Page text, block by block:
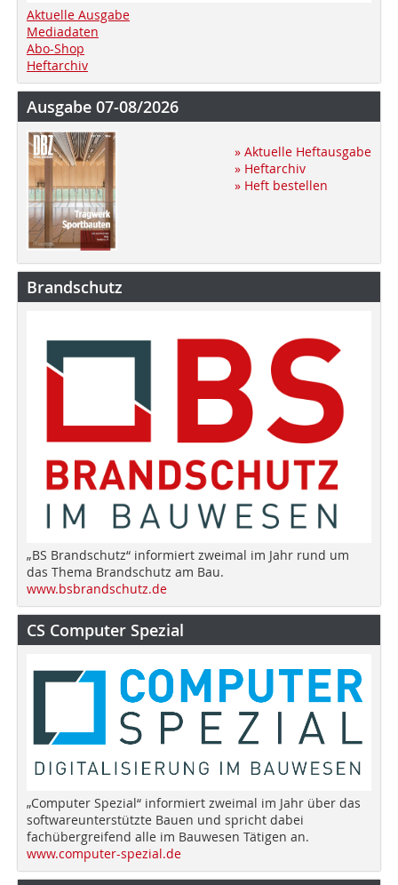
Aktuelle Ausgabe
Mediadaten
Abo-Shop
Heftarchiv
Ausgabe 07-08/2026
» Aktuelle Heftausgabe
» Heftarchiv
» Heft bestellen
Brandschutz
„BS Brandschutz“ informiert zweimal im Jahr rund um
das Thema Brandschutz am Bau.
www.bsbrandschutz.de
CS Computer Spezial
„Computer Spezial“ informiert zweimal im Jahr über das
softwareunterstützte Bauen und spricht dabei
fachübergreifend alle im Bauwesen Tätigen an.
www.computer-spezial.de